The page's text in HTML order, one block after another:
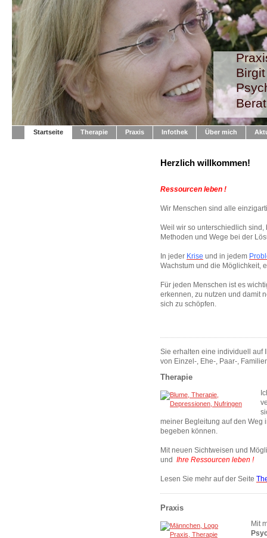
Startseite Therapie Praxis Infothek Über mich
Herzlich willkommen!
Ressourcen leben !
Wir Menschen sind alle
Weil wir so unterschiedlich
Methoden und Wege bei der
In jeder Krise und in jedem
Wachstum und die Möglichkeit,
Für jeden Menschen ist es
erkennen, zu nutzen und damit
sich zu schöpfen.
Sie erhalten eine individuell auf
von Einzel-, Ehe-, Paar-,
Therapie
meiner Begleitung auf den Weg
begeben können.
Mit neuen Sichtweisen und
und Ihre Ressourcen leben !
Lesen Sie mehr auf der Seite
Praxis
Mit